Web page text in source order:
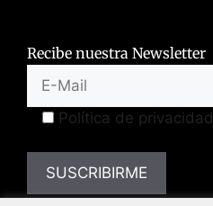
Recibe nuestra Newsletter
Política de privacidad